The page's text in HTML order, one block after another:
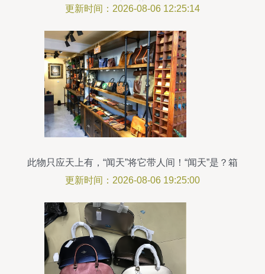
新趋势
更新时间：2026-08-06 12:25:14
此物只应天上有，“闻天”将它带人间！“闻天”是？箱
包销售
更新时间：2026-08-06 19:25:00